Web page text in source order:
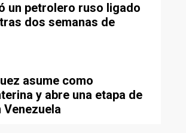
un petrolero ruso ligado
dos semanas de
asume como
y abre una etapa de